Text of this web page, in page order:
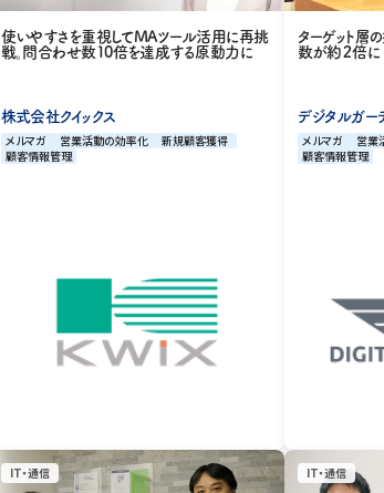
使いやすさを重視してMAツール活用に再挑
戦。問合わせ数10倍を達成する原動力に
株式会社クイックス
メルマガ 営業活動の効率化
新規顧客獲得
顧客情報管理
ターゲット層
数が約２倍に
デジタルガー
メルマガ
営業
顧客情報管理
IT・通信 IT・通信